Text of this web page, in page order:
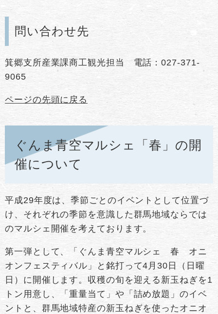
問い合わせ先
箕郷支所産業課商工観光担当 電話：027-371-
9065
ページの先頭に戻る
ぐんま青空マルシェ「春」の開
催について
平成29年度は、季節ごとのイベントとして位置づ
け、それぞれの季節を意識した群馬地域ならでは
のマルシェ開催を考えております。
第一弾として、「ぐんま青空マルシェ 春 オニ
オンフェスティバル」と銘打って4月30日（日曜
日）に開催します。収穫の旬を迎える新玉ねぎを1
トン用意し、「重量当て」や「詰め放題」のイベ
ントと、群馬地域特産の新玉ねぎを使ったオニオ